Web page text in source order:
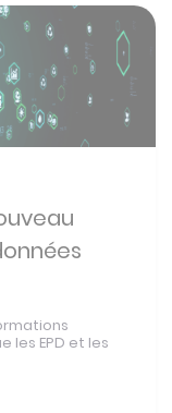
les EPD et les